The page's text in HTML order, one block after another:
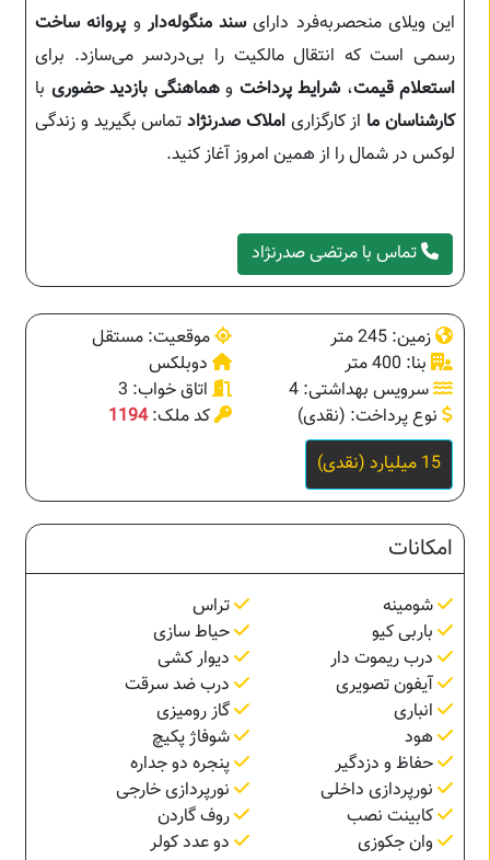
این ویلای منحصر‌به‌فرد دارای سند منگوله‌دار و پروانه ساخت
رسمی است که انتقال مالکیت را بی‌دردسر می‌سازد. برای
استعلام قیمت، شرایط پرداخت وهماهنگی بازدید حضوری با
کارشناسان ما از کارگزاریاملاک صدرنژادتماس بگیرید و زندگی
لوکس در شمال را از همین امروز آغاز کنید.
تماس با مرتضی صدرنژاد
زمین: 245 متر
موقعیت: مستقل
بنا: 400 متر
دوبلکس
سرویس بهداشتی: 4
اتاق خواب: 3
نوع پرداخت: (نقدی)
کد ملک:1194
15 میلیارد (نقدی)
امکانات
شومینه
تراس
باربی کیو
حیاط سازی
درب ریموت دار
دیوار کشی
آیفون تصویری
درب ضد سرقت
انباری
گاز رومیزی
هود
شوفاژ پکیچ
حفاظ و دزدگیر
پنجره دو جداره
نورپردازی داخلی
نورپردازی خارجی
کابینت نصب
روف گاردن
وان جکوزی
دو عدد کولر